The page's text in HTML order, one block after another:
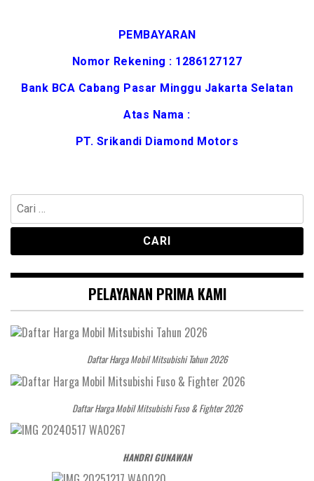
PEMBAYARAN
Nomor Rekening : 1286127127
Bank BCA Cabang Pasar Minggu Jakarta Selatan
Atas Nama :
PT. Srikandi Diamond Motors
Cari
untuk:
PELAYANAN PRIMA KAMI
Daftar Harga Mobil Mitsubishi Tahun 2026
Daftar Harga Mobil Mitsubishi Fuso & Fighter 2026
HANDRI GUNAWAN